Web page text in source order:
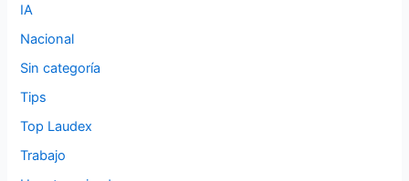
IA
Nacional
Sin categoría
Tips
Top Laudex
Trabajo